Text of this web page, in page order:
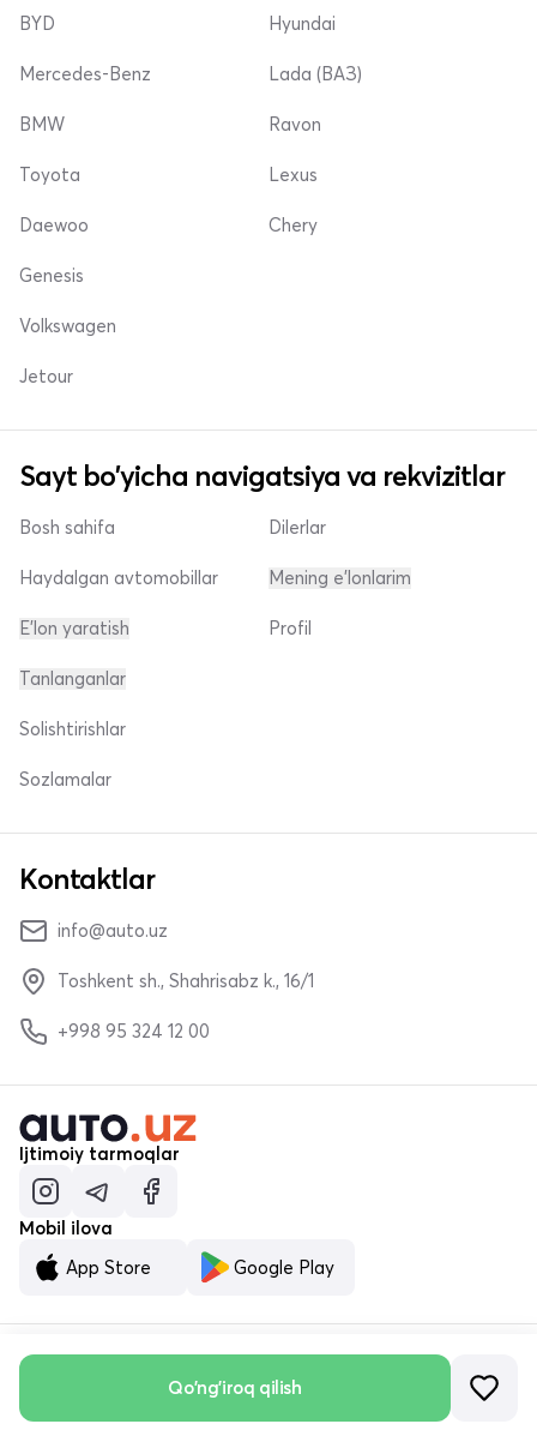
Qo'ng'iroq qilish
BYD
Mercedes-Benz
Hyundai
Lada (ВАЗ)
BMW
Toyota
Daewoo
Ravon
Lexus
Chery
Genesis
Volkswagen
Jetour
Sayt bo'yicha navigatsiya va rekvizitlar
Bosh sahifa
Haydalgan avtomobillar
E'lon yaratish
Dilerlar
Mening e'lonlarim
Profil
Tanlanganlar
Solishtirishlar
Sozlamalar
Kontaktlar
info@auto.uz
Toshkent sh., Shahrisabz k., 16/1
+998 95 324 12 00
Ijtimoiy tarmoqlar
Mobil ilova
App Store
Google Play
© «MALUMOTNOMA» MChJ 2023–2026